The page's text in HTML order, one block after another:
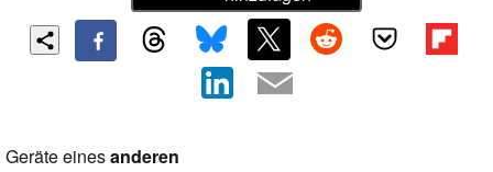
Geräte einesanderen